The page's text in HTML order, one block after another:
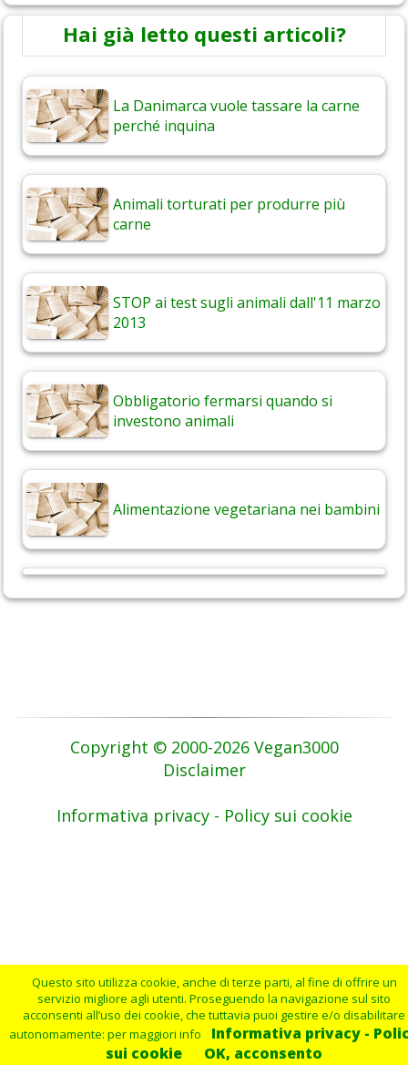
Hai già letto questi articoli?
La Danimarca vuole tassare la carne
perché inquina
Animali torturati per produrre più
carne
STOP ai test sugli animali dall'11 marzo
2013
Obbligatorio fermarsi quando si
investono animali
Alimentazione vegetariana nei bambini
Copyright © 2000-2026 Vegan3000
Disclaimer
Informativa privacy - Policy sui cookie
Questo sito utilizza cookie, anche di terze parti, al fine di offrire un
servizio migliore agli utenti. Proseguendo la navigazione sul sito
acconsenti all’uso dei cookie, che tuttavia puoi gestire e/o disabilitare
autonomamente: per maggiori info
Informativa privacy -
sui cookie
OK, acconsento